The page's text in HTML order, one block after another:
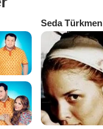
Seda Türkmen